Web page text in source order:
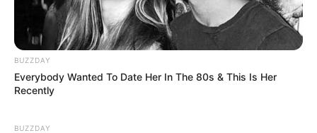
Versi Warga Thailand
BUZZDAY
Everybody Wanted To Date Her In The 80s & This Is Her
Recently
BUZZDAY